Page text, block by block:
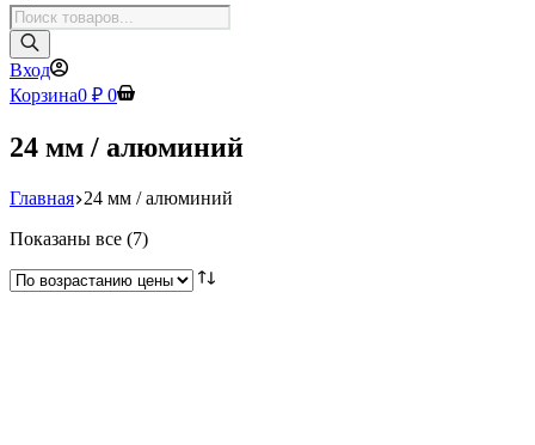
Поиск
товаров
Вход
Корзина0 ₽ 0
24 мм / алюминий
Главная 24 мм / алюминий
Показаны все (7)Цены:
возрастанию